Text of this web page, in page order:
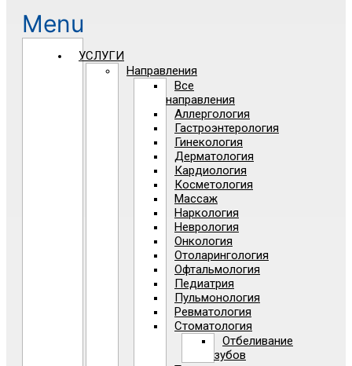
Menu
УСЛУГИ
Направления
Все
направления
Аллергология
Гастроэнтерология
Гинекология
Дерматология
Кардиология
Косметология
Массаж
Наркология
Неврология
Онкология
Отоларингология
Офтальмология
Педиатрия
Пульмонология
Ревматология
Стоматология
Отбеливание
зубов